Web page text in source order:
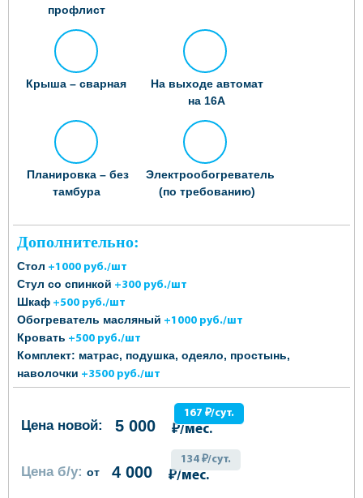
профлист
Крыша – сварная
На выходе автомат
на 16А
Планировка – без
тамбура
Электрообогреватель
(по требованию)
Дополнительно:
Стол +1000 руб./шт
Стул со спинкой +300 руб./шт
Шкаф +500 руб./шт
Обогреватель масляный +1000 руб./шт
Кровать +500 руб./шт
Комплект: матрас, подушка, одеяло, простынь,
наволочки +3500 руб./шт
Цена новой: 5 000 ₽/мес.
167 ₽/сут.
Цена б/у: от 4 000 ₽/мес.
134 ₽/сут.